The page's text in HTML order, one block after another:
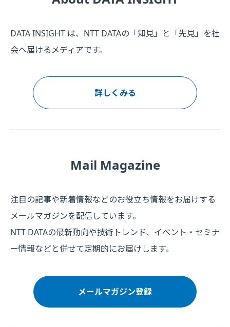
DATA INSIGHT は、NTT DATAの「知見」と「先見」を社
会へ届けるメディアです。
詳しくみる
Mail Magazine
注目の記事や新着情報などのお役立ち情報をお届けする
メールマガジンを配信しています。
NTT DATAの最新動向や技術トレンド、イベント・セミナ
ー情報などと併せて定期的にお届けします。
メールマガジン登録